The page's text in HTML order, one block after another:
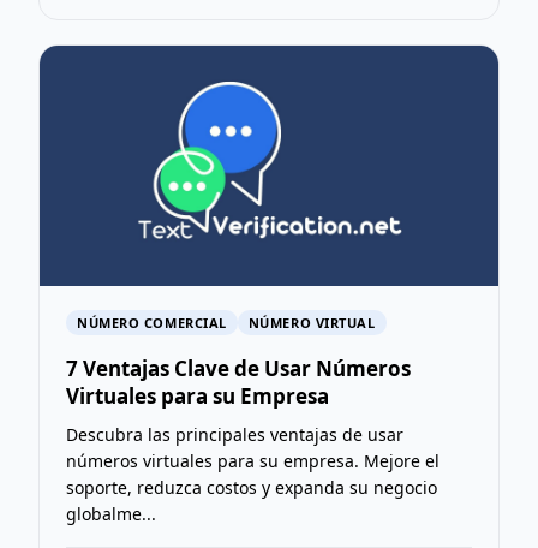
NÚMERO COMERCIAL NÚMERO VIRTUAL
7 Ventajas Clave de Usar Números
Virtuales para su Empresa
Descubra las principales ventajas de usar
números virtuales para su empresa. Mejore el
soporte, reduzca costos y expanda su negocio
globalme...